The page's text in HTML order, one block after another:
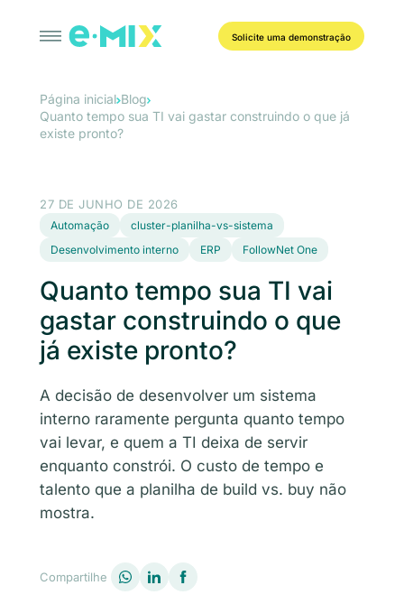
Solicite uma demonstração
Página inicial Blog
Quanto tempo sua TI vai gastar construindo o que já
existe pronto?
27 DE JUNHO DE 2026
Automação
cluster-planilha-vs-sistema
Desenvolvimento interno
ERP FollowNet One
Quanto tempo sua TI vai
gastar construindo o que
já existe pronto?
A decisão de desenvolver um sistema
interno raramente pergunta quanto tempo
vai levar, e quem a TI deixa de servir
enquanto constrói. O custo de tempo e
talento que a planilha de build vs. buy não
mostra.
Compartilhe